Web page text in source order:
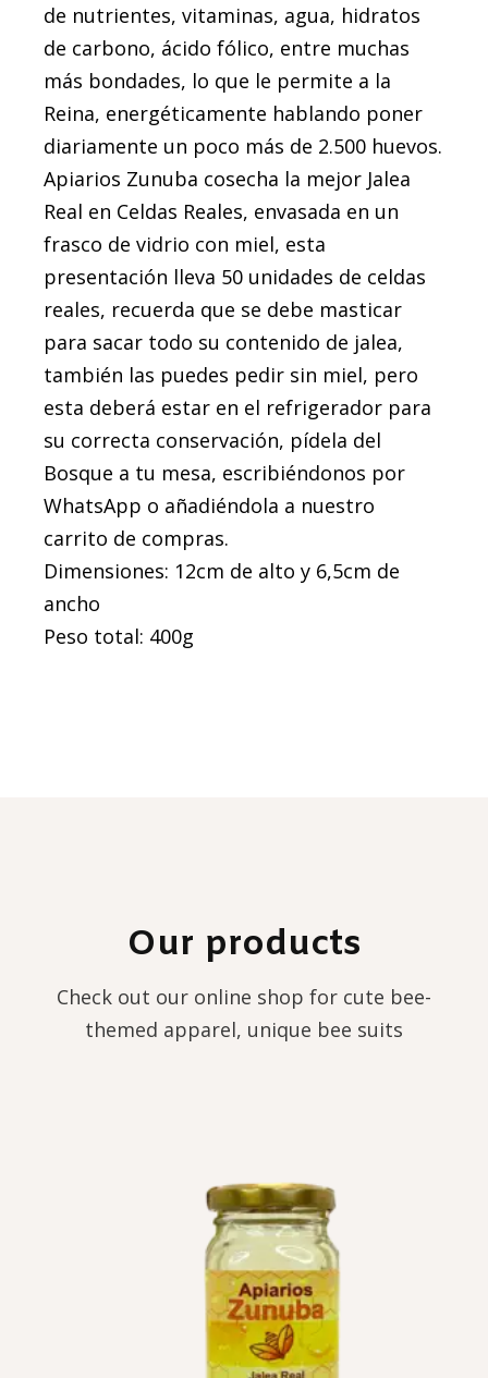
de nutrientes, vitaminas, agua, hidratos
de carbono, ácido fólico, entre muchas
más bondades, lo que le permite a la
Reina, energéticamente hablando poner
diariamente un poco más de 2.500 huevos.
Apiarios Zunuba cosecha la mejor Jalea
Real en Celdas Reales, envasada en un
frasco de vidrio con miel, esta
presentación lleva 50 unidades de celdas
reales, recuerda que se debe masticar
para sacar todo su contenido de jalea,
también las puedes pedir sin miel, pero
esta deberá estar en el refrigerador para
su correcta conservación, pídela del
Bosque a tu mesa, escribiéndonos por
WhatsApp o añadiéndola a nuestro
carrito de compras.
Dimensiones: 12cm de alto y 6,5cm de
ancho
Peso total: 400g
Our products
Check out our online shop for cute bee-
themed apparel, unique bee suits